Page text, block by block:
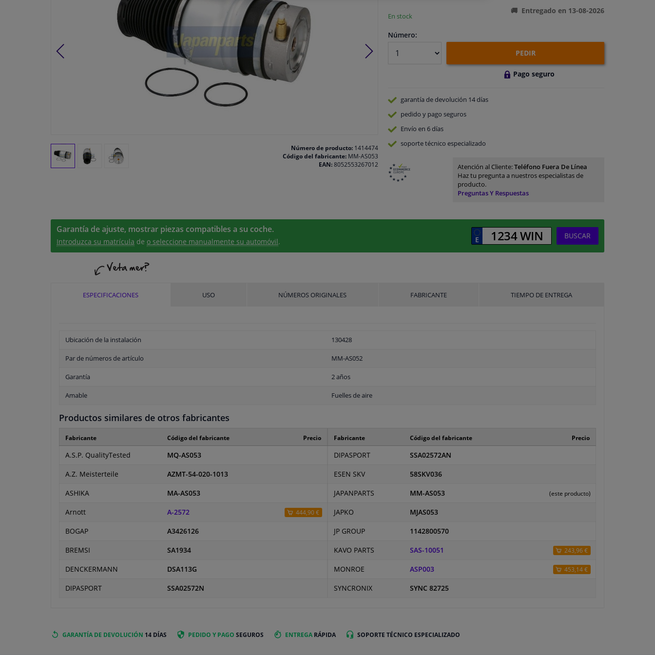
Número de producto:1414474
Código del fabricante:MM-AS053
EAN:8052553267012
En stock
Entregado en 13-08-2026
Número:
PEDIR
Pago seguro
garantía de devolución 14 días
pedido y pago seguros
Envío en 6 días
soporte técnico especializado
Atención al Cliente:Teléfono Fuera De Línea
Haz tu pregunta a nuestros especialistas de
producto.
Preguntas Y Respuestas
Garantía de ajuste, mostrar piezas compatibles a su coche.
Introduzca su matrícula de o seleccione manualmente su automóvil.
BUSCAR
ESPECIFICACIONES USO NÚMEROS ORIGINALES FABRICANTE TIEMPO DE ENTREGA
Ubicación de la instalación 130428
Par de números de artículo MM-AS052
Garantía 2 años
Amable Fuelles de aire
Productos similares de otros fabricantes
Fabricante Código del fabricante Precio
A.S.P. QualityTested MQ-AS053
A.Z. Meisterteile AZMT-54-020-1013
ASHIKA MA-AS053
Arnott A-2572 444,90 €
BOGAP A3426126
BREMSI SA1934
DENCKERMANN DSA113G
DIPASPORT SSA02572N
Fabricante Código del fabricante Precio
DIPASPORT SSA02572AN
ESEN SKV 58SKV036
JAPANPARTS MM-AS053 (este producto)
JAPKO MJAS053
JP GROUP 1142800570
KAVO PARTS SAS-10051 243,96 €
MONROE ASP003 453,14 €
SYNCRONIX SYNC 82725
GARANTÍA DE DEVOLUCIÓN 14 DÍAS PEDIDO Y PAGO SEGUROS ENTREGA RÁPIDA SOPORTE TÉCNICO ESPECIALIZADO